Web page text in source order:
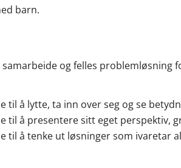
barn.
samarbeide og felles
til å lytte, ta inn over seg og se
til å presentere sitt eget perspektiv,
til å tenke ut løsninger som ivaretar